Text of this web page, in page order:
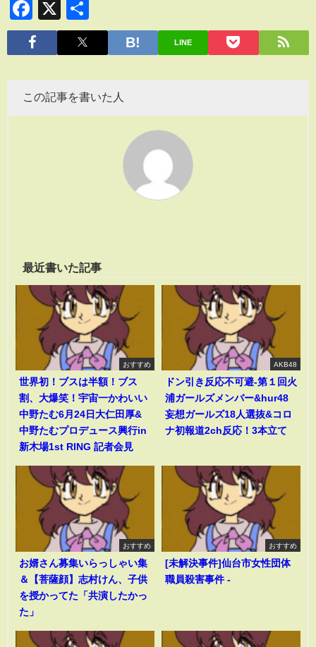
Facebook
X
有
LINE
この記事を書いた人
最近書いた記事
おすすめ
世界初！ブスは半額！ブス
割、大爆笑！宇宙一かわいい
中野たむ6月24日大仁田厚&
中野たむプロデュース興行in
新木場1st RING 記者会見
AKB48
ドン引き反応不可避-第１回火
浦ガールズメンバー&hur48
妄想ガールズ18人選抜&コロ
ナ初報道2ch反応！3本立て
おすすめ
お婿さん募集いらっしゃい集
＆【菩薩顔】志村けん、子供
を授かってた「共演したかっ
た」
おすすめ
[未解決事件]仙台市女性団体
職員殺害事件 -